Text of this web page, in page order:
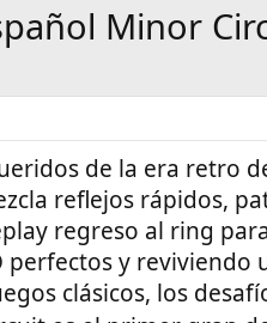
Minor
de la era retro
reflejos rápidos,
regreso al ring
y reviviendo
clásicos, los